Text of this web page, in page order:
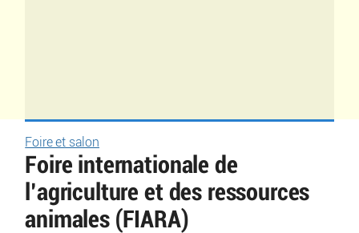
Foire et salon
Foire internationale de
l’agriculture et des ressources
animales (FIARA)